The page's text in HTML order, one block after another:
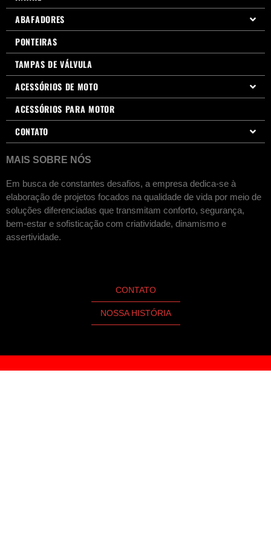
ABAFADORES
PONTEIRAS
TAMPAS DE VÁLVULA
ACESSÓRIOS DE MOTO
ACESSÓRIOS PARA MOTOR
CONTATO
MAIS SOBRE NÓS
Em busca de constantes desafios, a empresa dedica-se à
elaboração de projetos focados na qualidade de vida por meio de
soluções diferenciadas que transmitam conforto, segurança,
bem-estar e sofisticação com criatividade, dinamismo e
assertividade.
CONTATO
NOSSA HISTÓRIA